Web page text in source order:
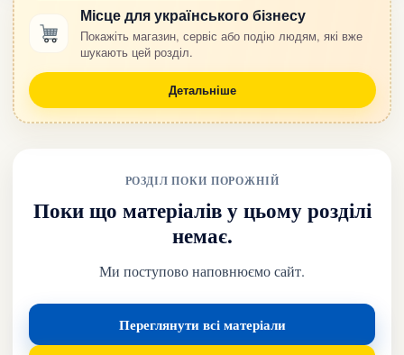
Місце для українського бізнесу
Покажіть магазин, сервіс або подію людям, які вже
шукають цей розділ.
Детальніше
РОЗДІЛ ПОКИ ПОРОЖНІЙ
Поки що матеріалів у цьому розділі
немає.
Ми поступово наповнюємо сайт.
Переглянути всі матеріали